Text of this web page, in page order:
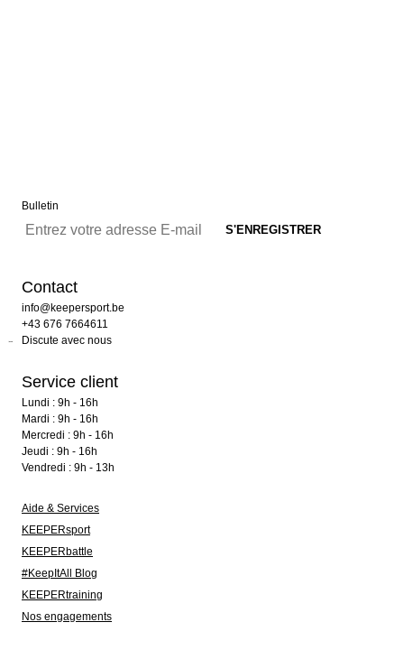
Bulletin
Contact
info@keepersport.be
+43 676 7664611
Discute avec nous
Service client
Lundi : 9h - 16h
Mardi : 9h - 16h
Mercredi : 9h - 16h
Jeudi : 9h - 16h
Vendredi : 9h - 13h
Aide & Services
KEEPERsport
KEEPERbattle
#KeepItAll Blog
KEEPERtraining
Nos engagements